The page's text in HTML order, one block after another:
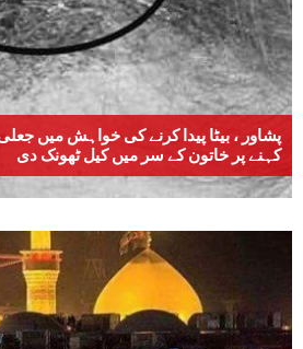
پشاور ، بیٹا پیدا کرنے کی خواہش میں
کہنے پر خاتون کے سر میں کیل ٹھونک دی